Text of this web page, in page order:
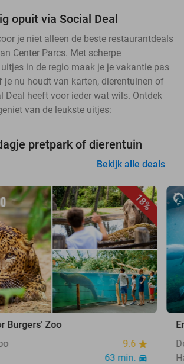
opuit via Social Deal
je niet alleen de beste restaurantdeals
Center Parcs. Met scherpe
in de regio maak je je vakantie pas
je nu houdt van karten, dierentuinen of
Deal heeft voor ieder wat wils. Ontdek
van de leukste uitjes:
pretpark of dierentuin
Bekijk alle deals
18%
Burgers' Zoo
9.6
63 min.